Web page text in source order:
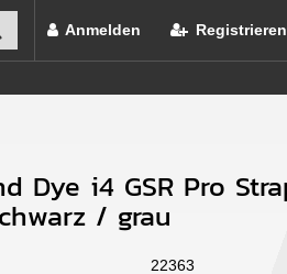
Anmelden Registrieren
Dye i4 GSR Pro
/ grau
22363